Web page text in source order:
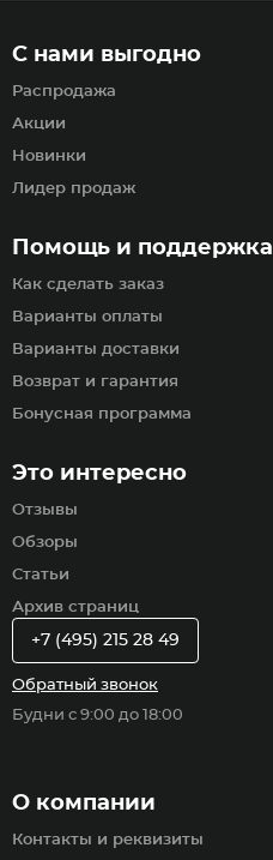
Помощь и поддержка
Как сделать заказ
Варианты оплаты
Варианты доставки
Возврат и гарантия
Бонусная программа
С нами выгодно
Распродажа
Акции
Новинки
Лидер продаж
Это интересно
Отзывы
Обзоры
Статьи
Архив страниц
О компании
Контакты и реквизиты
+7 (495) 215 28 49
Обратный звонок
Будни с 9:00 до 18:00